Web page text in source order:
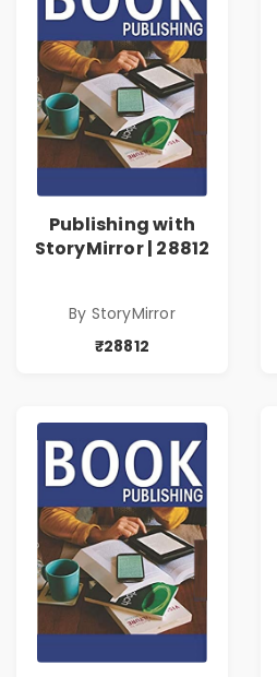
Publishing with
StoryMirror | 28812
By StoryMirror
₹28812